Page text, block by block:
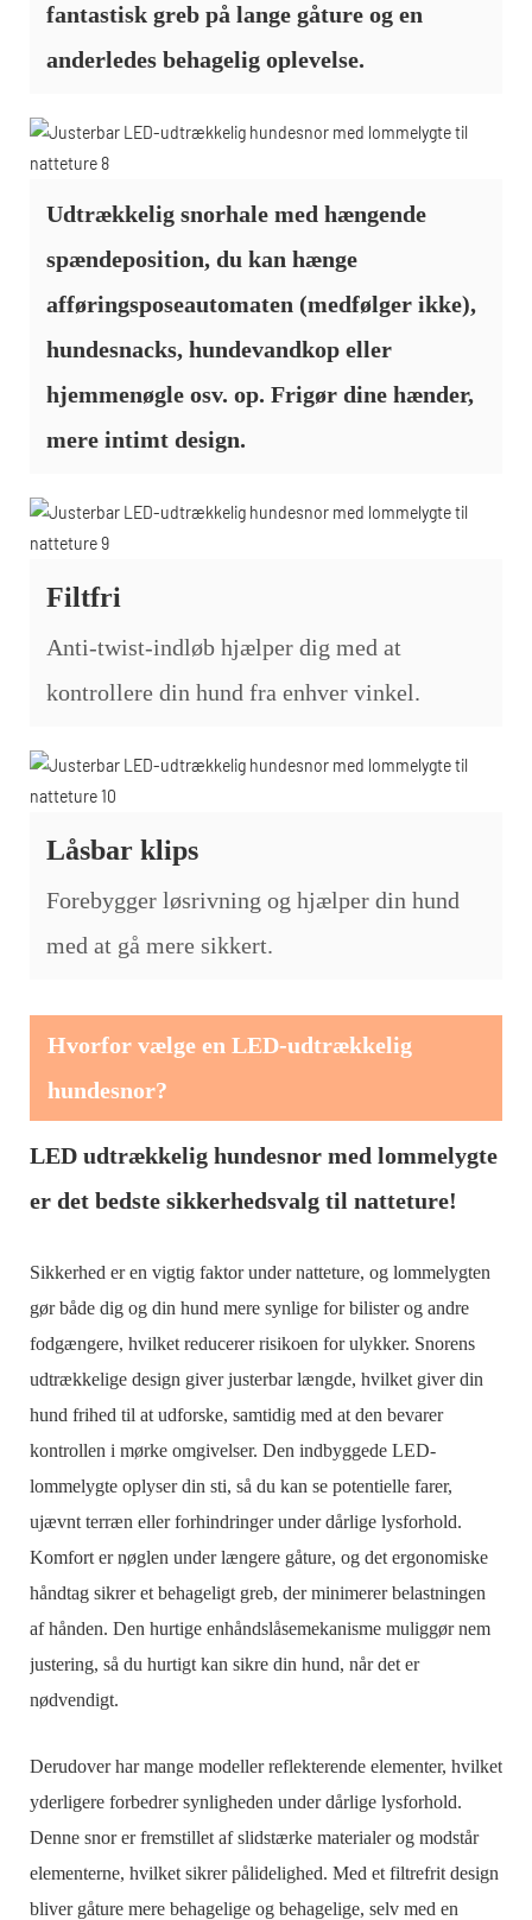
fantastisk greb på lange gåture og en
anderledes behagelig oplevelse.
Udtrækkelig snorhale med hængende
spændeposition, du kan hænge
afføringsposeautomaten (medfølger ikke),
hundesnacks, hundevandkop eller
hjemmenøgle osv. op. Frigør dine hænder,
mere intimt design.
Filtfri
Anti-twist-indløb hjælper dig med at
kontrollere din hund fra enhver vinkel.
Låsbar klips
Forebygger løsrivning og hjælper din hund
med at gå mere sikkert.
Hvorfor vælge en LED-udtrækkelig
hundesnor?
LED udtrækkelig hundesnor med lommelygte
er det bedste sikkerhedsvalg til natteture!
Sikkerhed er en vigtig faktor under natteture, og lommelygten
gør både dig og din hund mere synlige for bilister og andre
fodgængere, hvilket reducerer risikoen for ulykker. Snorens
udtrækkelige design giver justerbar længde, hvilket giver din
hund frihed til at udforske, samtidig med at den bevarer
kontrollen i mørke omgivelser. Den indbyggede LED-
lommelygte oplyser din sti, så du kan se potentielle farer,
ujævnt terræn eller forhindringer under dårlige lysforhold.
Komfort er nøglen under længere gåture, og det ergonomiske
håndtag sikrer et behageligt greb, der minimerer belastningen
af ​​hånden. Den hurtige enhåndslåsemekanisme muliggør nem
justering, så du hurtigt kan sikre din hund, når det er
nødvendigt.
Derudover har mange modeller reflekterende elementer, hvilket
yderligere forbedrer synligheden under dårlige lysforhold.
Denne snor er fremstillet af slidstærke materialer og modstår
elementerne, hvilket sikrer pålidelighed. Med et filtrefrit design
bliver gåture mere behagelige og behagelige, selv med en